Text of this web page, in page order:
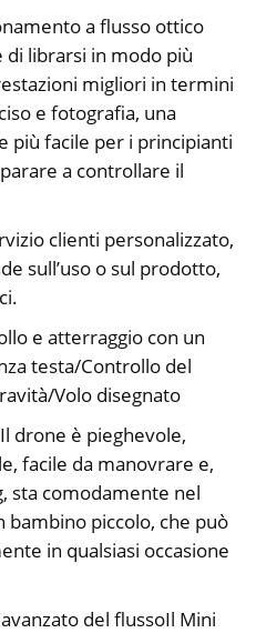
a flusso ottico
di librarsi in modo più
migliori in termini
e fotografia, una
più facile per i principianti
a controllare il
clienti personalizzato,
sull’uso o sul prodotto,
e atterraggio con un
testa/Controllo del
Volo disegnato
drone è pieghevole,
facile da manovrare e,
sta comodamente nel
bambino piccolo, che può
in qualsiasi occasione
del flussoIl Mini